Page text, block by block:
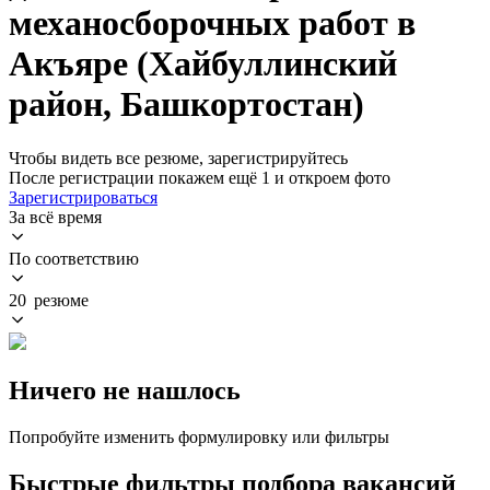
механосборочных работ в
Акъяре (Хайбуллинский
район, Башкортостан)
Чтобы видеть все резюме, зарегистрируйтесь
После регистрации покажем ещё 1 и откроем фото
Зарегистрироваться
За всё время
По соответствию
20 резюме
Ничего не нашлось
Попробуйте изменить формулировку или фильтры
Быстрые фильтры подбора вакансий